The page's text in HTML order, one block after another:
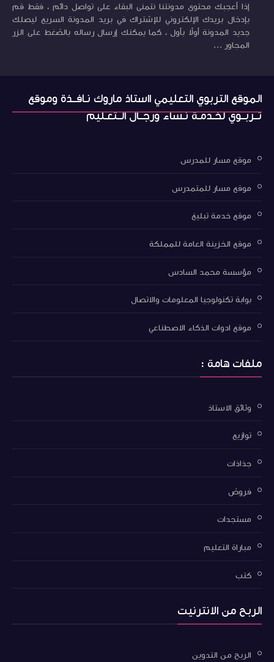
إذا أعجبك محتوى مدونتنا نتمنى البقاء على تواصل دائم ، فقط قم
بإدخال بريدك الإلكتروني للإشتراك في بريد المدونة السريع ليصلك
جديد المدونة أولاً بأول ، كما يمكنك إرسال رساله بالضغط على الزر
المجاور ...
الموقع التربوي التعليمي ااستاذ ماروك نـافــذة وموقع
تــربــوي لخـدمـة نـساء ورجــال الــتعـليم
موقع مسار للمدرس
موقع مسار للمتمدرس
موقع خدمة تبليغ
موقع الخزينة العامة للمملكة
مؤسسة محمد السادس
بوابة تكنولوجيا المعلومات والاتصال
موقع ادوات الذكاء الاصطناعي
ملفات هامة :
وثائق الاستاذ
توازيع
جذاذات
فروض
مستجدات
مباراة التعليم
كتب
الربح من الانترنيت
الربح من التدوين